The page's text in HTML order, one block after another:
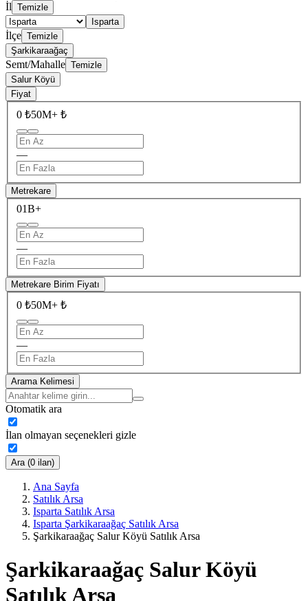
İl Temizle
Isparta
İlçe Temizle
Şarkikaraağaç
Semt/Mahalle Temizle
Salur Köyü
Fiyat
0 ₺50M+ ₺
—
Metrekare
01B+
—
Metrekare Birim Fiyatı
0 ₺50M+ ₺
—
Arama Kelimesi
Otomatik ara
İlan olmayan seçenekleri gizle
Ara (0 ilan)
Ana Sayfa
Satılık Arsa
Isparta Satılık Arsa
Isparta Şarkikaraağaç Satılık Arsa
Şarkikaraağaç Salur Köyü Satılık Arsa
Şarkikaraağaç Salur Köyü
Satılık Arsa